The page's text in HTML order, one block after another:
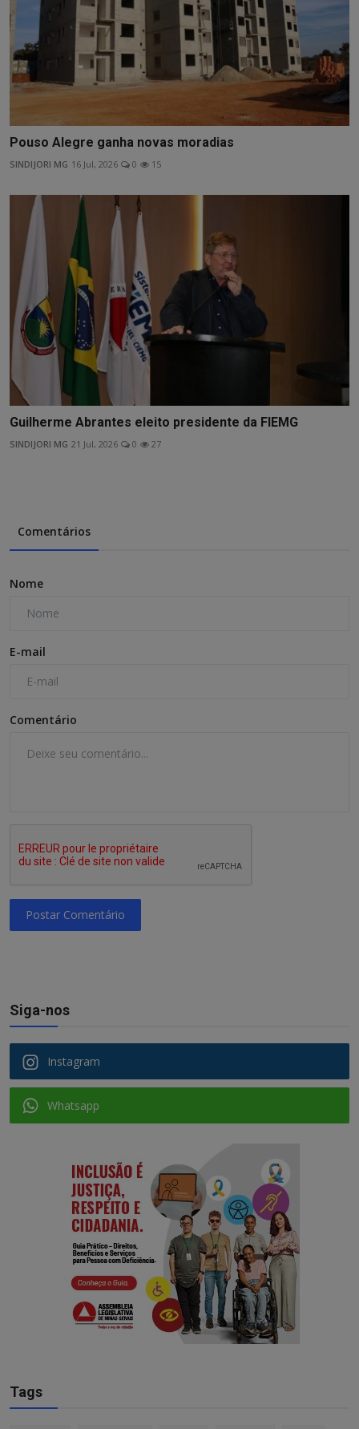
Pouso Alegre ganha novas moradias
SINDIJORI MG 16 Jul, 2026 0 15
Guilherme Abrantes eleito presidente da FIEMG
SINDIJORI MG 21 Jul, 2026 0 27
Comentários
Nome
E-mail
Comentário
Postar Comentário
Siga-nos
Instagram
Whatsapp
Tags